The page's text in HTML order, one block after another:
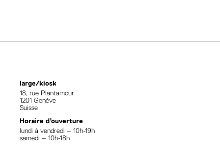
large/kiosk
18, rue Plantamour
1201 Genève
Suisse
Horaire d’ouverture
lundi à vendredi – 10h-19h
samedi – 10h-18h